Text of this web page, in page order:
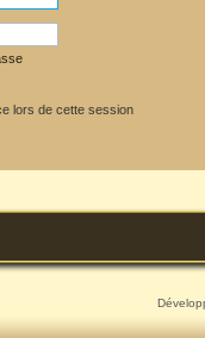
lors de cette session